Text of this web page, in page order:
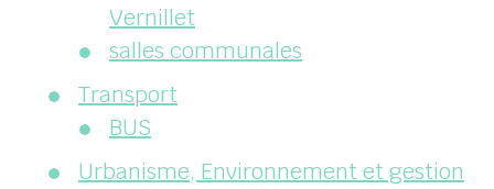
Vernillet
salles communales
Transport
BUS
Urbanisme, Environnement et gestion